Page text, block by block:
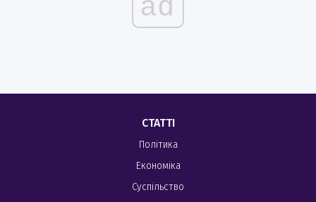
СТАТТІ
Політика
Економіка
Суспільство